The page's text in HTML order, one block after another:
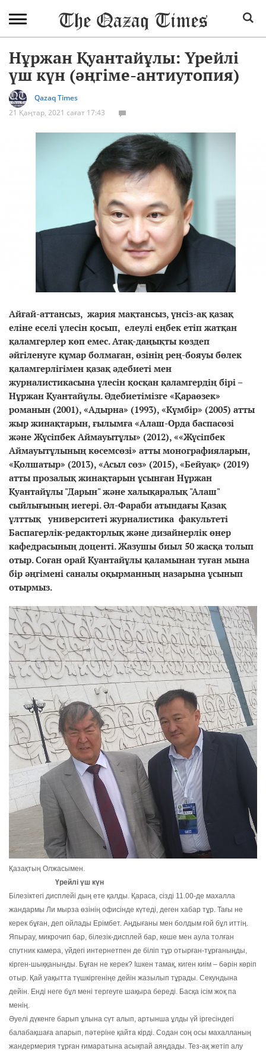
Нұржан Қуантайұлы: Үрейлі
үш күн (әңгіме-антиутопия)
Qazaq Times
21 Қаңтар, 2021 сағат 17:43
Айғай-аттансыз, жария мақтансыз, үнсіз-ақ қазақ
еліне еселі үлесін қосып, елеулі еңбек етіп жатқан
қаламгерлер көп емес. Атақ-даңықты көздеп
әйгіленуге құмар болмаған, өзінің рең-бояуы бөлек
қаламгерлігімен қазақ әдебиеті мен
журналистикасына үлесін қосқан қаламгердің бірі –
Нұржан Қуантайұлы. Әдебиетімізге «Қараөзек»
романын (2001), «Адырна» (1993), «Күмбір» (2005) атты
жыр жинақтарын, ғылымға «Алаш-Орда баспасөзі
және Жүсіпбек Аймауытұлы» (2012), ««Жүсіпбек
Аймауытұлының көсемсөзі» атты монографияларын,
«Қолшатыр» (2013), «Асыл сөз» (2015), «Бейуақ» (2019)
атты прозалық жинақтарын ұсынған Нұржан
Қуантайұлы "Дарын" және халықаралық "Алаш"
сыйлығының иегері. Әл-Фараби атындағы Қазақ
ұлттық университеті журналистика факультеті
Баспагерлік-редакторлық және дизайнерлік өнер
кафедрасының доценті. Жазушы биыл 50 жасқа толып
отыр.Соған орай Қуантайұлы қаламынан туған мына
бір әңгімені саналы оқырманның назарына ұсынып
отырмыз.
Қазақтың Олжасымен.
Үрейлі үш күн
Білезіктегі дисплейі дың ете қалды. Қараса, сізді 11.00-де махалла
жандармы Ли мырза өзінің офисінде күтеді, деген хабар тұр. Тағы не
керек бұған, деп ойлады Ерімбет. Аңдығаны мен болдым ғой бұл иттің.
Япырау, микрочип бар, білезік-дисплей бар, көше мен аула толған
спутник камера, үйдегі интернетпен де біліп тұр отырған-тұрғаныңды,
кірген-шыққаныңды. Бұған не керек? Ішкен тамақ, киген киім – бәрін көріп
отыр. Қай уақытта түшкіргеніңе дейін жазылып тұрады. Секундына
дейін. Енді неге бұл мені тергеуге шақыра береді. Басқа ісім жоқ па
менің.
Әуелі дүкенге барып ұлына сүт алып, артынша ұлды үй іргесіндегі
балабақшаға апарып, пәтеріне қайта кірді. Содан соң осы махалланың
жандермерия тұрған ғимаратына асықпай аяңдады. Тез-ақ жетіп алу